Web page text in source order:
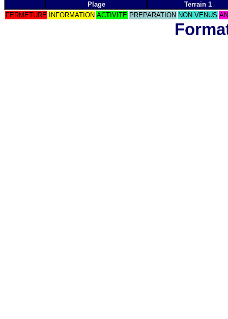
Plage
Terrain 1
FERMETURE
INFORMATION ACTIVITE PREPARATION NON VENUS